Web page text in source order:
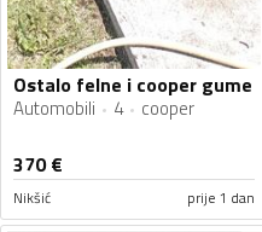
Ostalo felne i cooper gume
Automobili 4 cooper
370€
Nikšić prije 1 dan